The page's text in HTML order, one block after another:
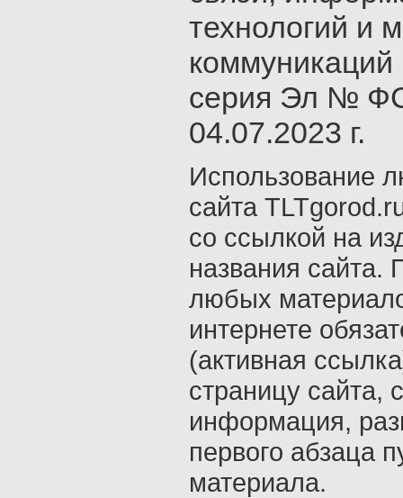
технологий и
серия Эл №
04.07.2023 г.
Использование
сайта
со ссылкой на
названия сайта.
любых
интернете
(активная
страницу сайта,
информация,
первого абзаца
материала.